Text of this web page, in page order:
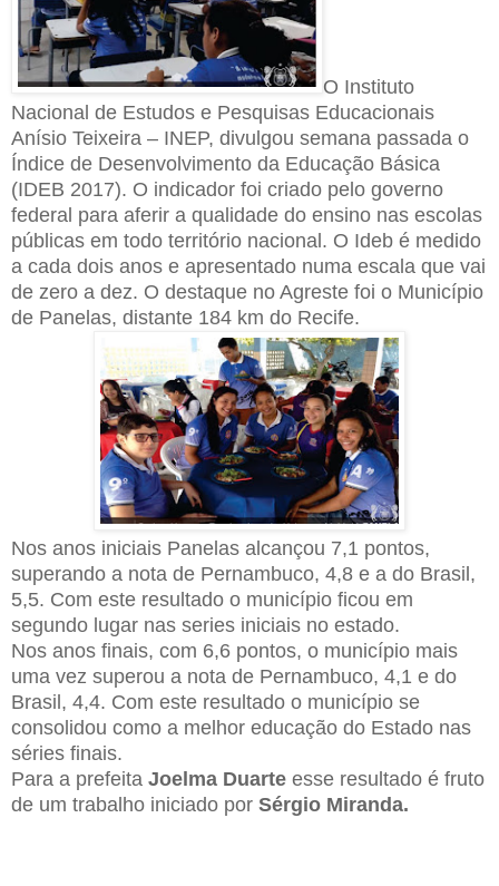
O Instituto
Nacional de Estudos e Pesquisas Educacionais
Anísio Teixeira – INEP, divulgou semana passada o
Índice de Desenvolvimento da Educação Básica
(IDEB 2017). O indicador foi criado pelo governo
federal para aferir a qualidade do ensino nas escolas
públicas em todo território nacional. O Ideb é medido
a cada dois anos e apresentado numa escala que vai
de zero a dez. O destaque no Agreste foi o Município
de Panelas, distante 184 km do Recife.
Nos anos iniciais Panelas alcançou 7,1 pontos,
superando a nota de Pernambuco, 4,8 e a do Brasil,
5,5. Com este resultado o município ficou em
segundo lugar nas series iniciais no estado.
Nos anos finais, com 6,6 pontos, o município mais
uma vez superou a nota de Pernambuco, 4,1 e do
Brasil, 4,4. Com este resultado o município se
consolidou como a melhor educação do Estado nas
séries finais.
Para a prefeita Joelma Duarte esse resultado é fruto
de um trabalho iniciado por Sérgio Miranda.